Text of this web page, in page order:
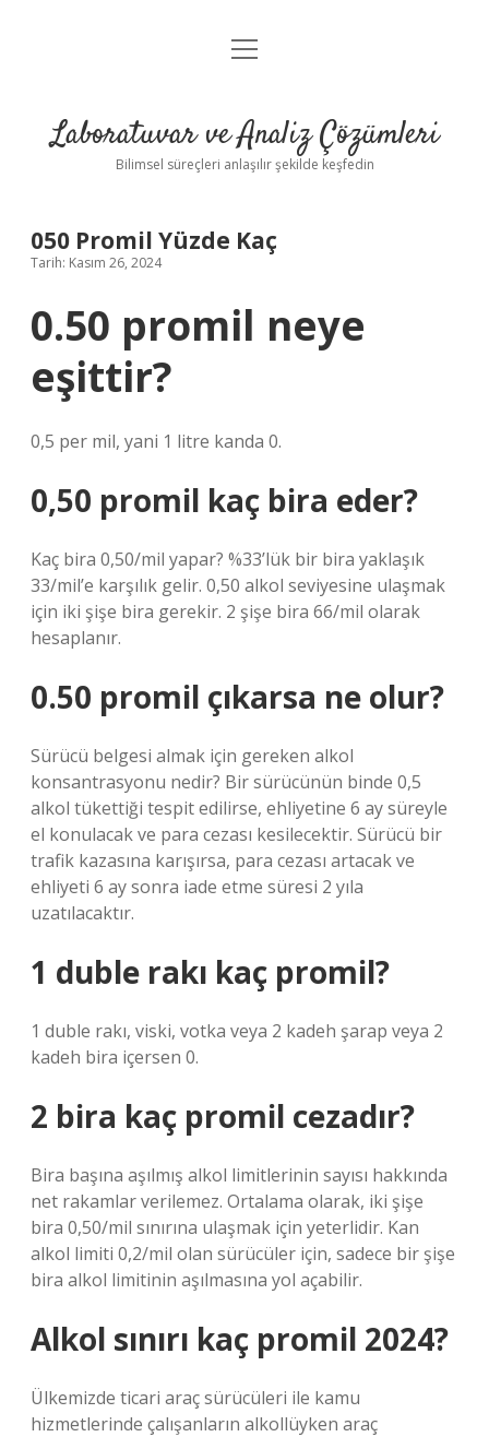
Anasayfa
Yasal Uyarı
menüyü
Laboratuvar ve Analiz Çözümleri
Bilimsel süreçleri anlaşılır şekilde keşfedin
050 Promil Yüzde Kaç
Tarih: Kasım 26, 2024
0.50 promil neye
eşittir?
0,5 per mil, yani 1 litre kanda 0.
0,50 promil kaç bira eder?
Kaç bira 0,50/mil yapar? %33’lük bir bira yaklaşık
33/mil’e karşılık gelir. 0,50 alkol seviyesine ulaşmak
için iki şişe bira gerekir. 2 şişe bira 66/mil olarak
hesaplanır.
0.50 promil çıkarsa ne olur?
Sürücü belgesi almak için gereken alkol
konsantrasyonu nedir? Bir sürücünün binde 0,5
alkol tükettiği tespit edilirse, ehliyetine 6 ay süreyle
el konulacak ve para cezası kesilecektir. Sürücü bir
trafik kazasına karışırsa, para cezası artacak ve
ehliyeti 6 ay sonra iade etme süresi 2 yıla
uzatılacaktır.
1 duble rakı kaç promil?
1 duble rakı, viski, votka veya 2 kadeh şarap veya 2
kadeh bira içersen 0.
2 bira kaç promil cezadır?
Bira başına aşılmış alkol limitlerinin sayısı hakkında
net rakamlar verilemez. Ortalama olarak, iki şişe
bira 0,50/mil sınırına ulaşmak için yeterlidir. Kan
alkol limiti 0,2/mil olan sürücüler için, sadece bir şişe
bira alkol limitinin aşılmasına yol açabilir.
Alkol sınırı kaç promil 2024?
Ülkemizde ticari araç sürücüleri ile kamu
hizmetlerinde çalışanların alkollüyken araç